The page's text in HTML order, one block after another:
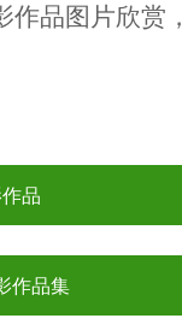
品图片欣赏，
品
作品集